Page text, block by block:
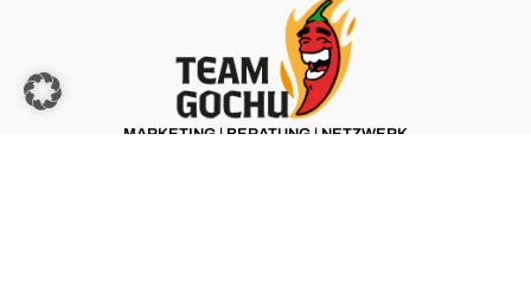
MARKETING | BERATUNG | NETZWERK